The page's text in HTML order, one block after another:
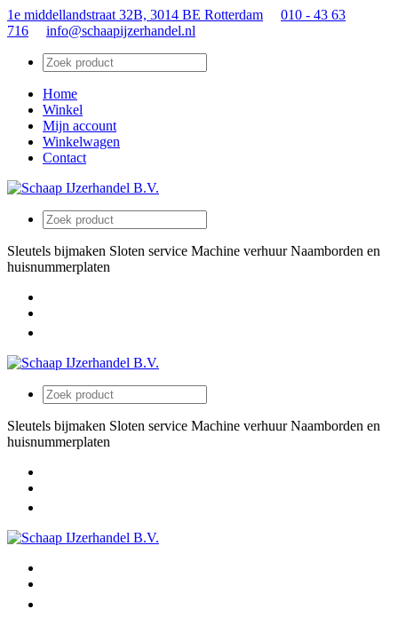
1e middellandstraat 32B, 3014 BE Rotterdam
010 - 43 63
716
info@schaapijzerhandel.nl
Home
Winkel
Mijn account
Winkelwagen
Contact
Sleutels bijmaken Sloten service Machine verhuur Naamborden en
huisnummerplaten
Sleutels bijmaken Sloten service Machine verhuur Naamborden en
huisnummerplaten